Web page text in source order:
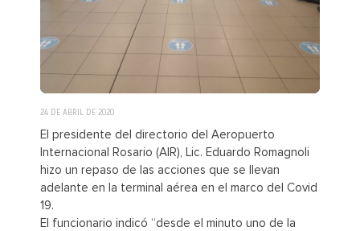
24 DE ABRIL DE 2020
El presidente del directorio del Aeropuerto
Internacional Rosario (AIR), Lic. Eduardo Romagnoli
hizo un repaso de las acciones que se llevan
adelante en la terminal aérea en el marco del Covid
19.
El funcionario indicó “desde el minuto uno de la